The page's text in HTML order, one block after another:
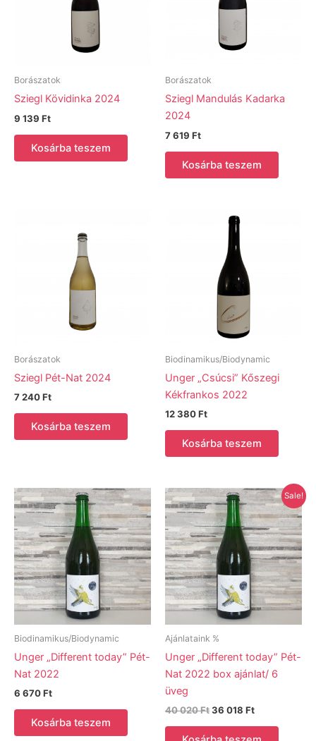
Borászatok
Sziegl Kövidinka 2024
9 139 Ft
Kosárba teszem
Borászatok
Sziegl Mandulás Kadarka
2024
7 619 Ft
Kosárba teszem
Borászatok
Sziegl Pét-Nat 2024
7 240Ft
Kosárba teszem
Biodinamikus/Biodynamic
Unger „Csúcsi” Kőszegi
Kékfrankos 2022
12 380Ft
Kosárba teszem
Biodinamikus/Biodynamic
Unger „Different today” Pét-
Nat 2022
6 670Ft
Kosárba teszem
Sale!
Ajánlataink %
Unger „Different today” Pét-
Nat 2022 box ajánlat/ 6
üveg
40 020FtOriginal
was:
36 018 FtCurrent